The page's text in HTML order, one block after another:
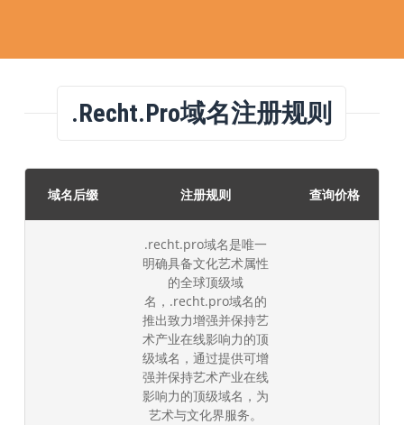
.recht.pro域名注册规则
域名后缀 注册规则 查询价格
.recht.pro域名是唯一
明确具备文化艺术属性
的全球顶级域
名，.recht.pro域名的
推出致力增强并保持艺
术产业在线影响力的顶
级域名，通过提供可增
强并保持艺术产业在线
影响力的顶级域名，为
艺术与文化界服务。